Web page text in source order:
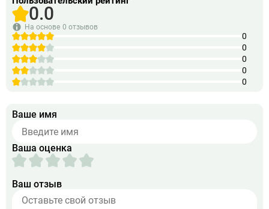
0.0
На основе 0 отзывов
0
0
0
0
0
Ваше имя
Ваша оценка
Ваш отзыв